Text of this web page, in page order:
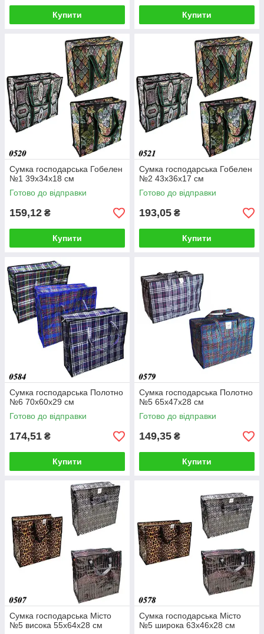
Купити Купити
Сумка господарська Гобелен
№1 39х34х18 см
Готово до відправки
159,12 ₴
Купити
Сумка господарська Гобелен
№2 43х36х17 см
Готово до відправки
193,05 ₴
Купити
Сумка господарська Полотно
№6 70x60х29 см
Готово до відправки
174,51 ₴
Купити
Сумка господарська Полотно
№5 65x47х28 см
Готово до відправки
149,35 ₴
Купити
Сумка господарська Місто
№5 висока 55х64х28 см
Сумка господарська Місто
№5 широка 63х46х28 см